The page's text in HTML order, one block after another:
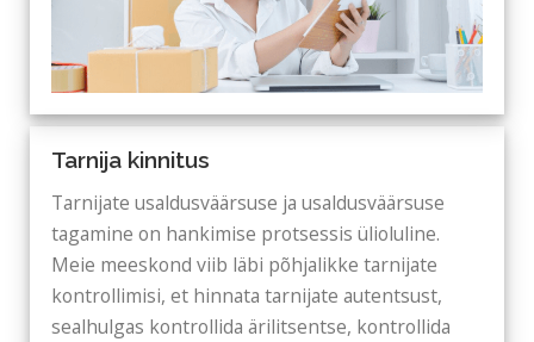
Tarnija kinnitus
Tarnijate usaldusväärsuse ja usaldusväärsuse
tagamine on hankimise protsessis ülioluline.
Meie meeskond viib läbi põhjalikke tarnijate
kontrollimisi, et hinnata tarnijate autentsust,
sealhulgas kontrollida ärilitsentse, kontrollida